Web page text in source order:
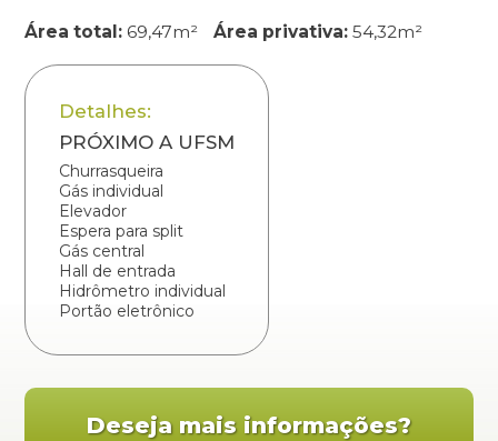
Área total: 69,47m² Área privativa: 54,32m²
Detalhes:
PRÓXIMO A UFSM
Churrasqueira
Gás individual
Elevador
Espera para split
Gás central
Hall de entrada
Hidrômetro individual
Portão eletrônico
Deseja mais informações?